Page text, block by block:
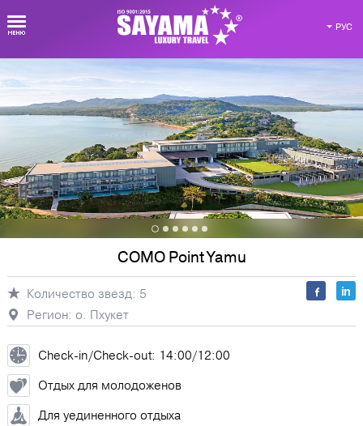
РУС
Виртуальная карта Таиланда
Регионы Отели Экскурсии
Авторские
COMO Point Yamu
Количество звезд: 5
Регион: о. Пхукет
Check-in/Check-out: 14:00/12:00
Отдых для молодоженов
Для уединенного отдыха